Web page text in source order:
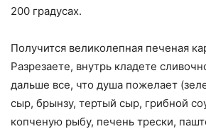
200 градусах.
Получится великолепная печеная
Разрезаете, внутрь кладете
дальше все, что душа пожелает
сыр, брынзу, тертый сыр, грибной
копченую рыбу, печень трески,